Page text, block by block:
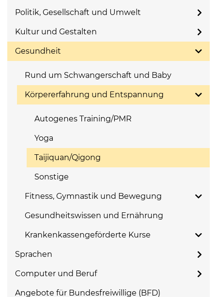
Politik, Gesellschaft und Umwelt
Kultur und Gestalten
Gesundheit
Rund um Schwangerschaft und Baby
Körpererfahrung und Entspannung
Autogenes Training/PMR
Yoga
Taijiquan/Qigong
Sonstige
Fitness, Gymnastik und Bewegung
Gesundheitswissen und Ernährung
Krankenkassengeförderte Kurse
Sprachen
Computer und Beruf
Angebote für Bundesfreiwillige (BFD)